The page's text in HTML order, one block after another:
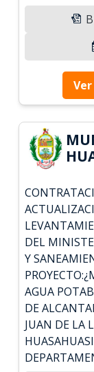
DEL
Y
AGUA
DE
JUAN DE LA